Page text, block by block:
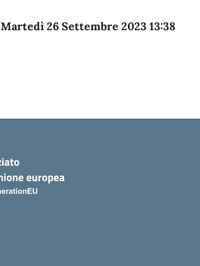
Martedì 26 Settembre 2023 13:38